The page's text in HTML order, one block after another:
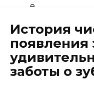
История
появления
заботы о